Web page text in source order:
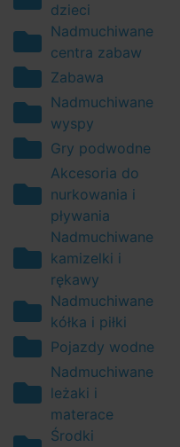
dzieci
Nadmuchiwane
centra zabaw
Zabawa
Nadmuchiwane
wyspy
Gry podwodne
Akcesoria do
nurkowania i
pływania
Nadmuchiwane
kamizelki i
rękawy
Nadmuchiwane
kółka i piłki
Pojazdy wodne
Nadmuchiwane
leżaki i
materace
Środki